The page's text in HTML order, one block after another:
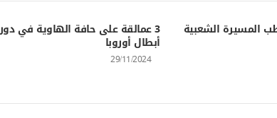
المسيرة الشعبية 3 عمالقة على حافة الهاوية في
أبطال أوروبا
29/11/2024